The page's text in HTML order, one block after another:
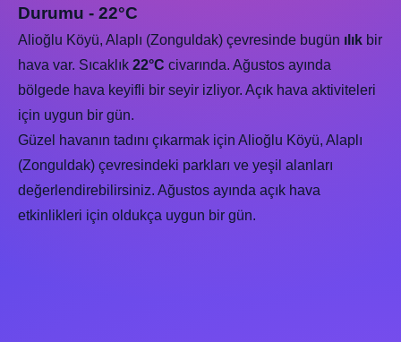
Durumu - 22°C
Alioğlu Köyü, Alaplı (Zonguldak) çevresinde bugün ılık bir
hava var. Sıcaklık 22°C civarında. Ağustos ayında
bölgede hava keyifli bir seyir izliyor. Açık hava aktiviteleri
için uygun bir gün.
Güzel havanın tadını çıkarmak için Alioğlu Köyü, Alaplı
(Zonguldak) çevresindeki parkları ve yeşil alanları
değerlendirebilirsiniz. Ağustos ayında açık hava
etkinlikleri için oldukça uygun bir gün.